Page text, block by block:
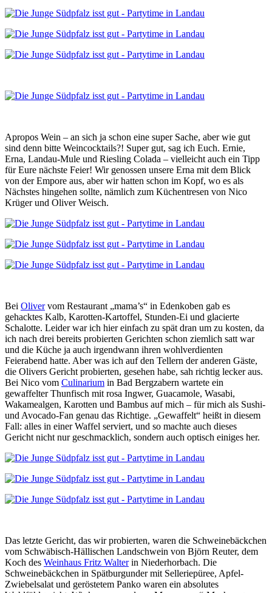
Apropos Wein – an sich ja schon eine super Sache, aber wie gut
sind denn bitte Weincocktails?! Super gut, sag ich Euch. Ernie,
Erna, Landau-Mule und Riesling Colada – vielleicht auch ein Tipp
für Eure nächste Feier! Wir genossen unsere Erna mit dem Blick
von der Empore aus, aber wir hatten schon im Kopf, wo es als
Nächstes hingehen sollte, nämlich zum Küchentresen von Nico
Krüger und Oliver Weisch.
Bei Olivervom Restaurant „mama’s“ in Edenkoben gab es
gehacktes Kalb, Karotten-Kartoffel, Stunden-Ei und glacierte
Schalotte. Leider war ich hier einfach zu spät dran um zu kosten, da
ich nach drei bereits probierten Gerichten schon ziemlich satt war
und die Küche ja auch irgendwann ihren wohlverdienten
Feierabend hatte. Aber was ich auf den Tellern der anderen Gäste,
die Olivers Gericht probierten, gesehen habe, sah richtig lecker aus.
Bei Nico vom Culinarium in Bad Bergzabern wartete ein
gewaffelter Thunfisch mit rosa Ingwer, Guacamole, Wasabi,
Wakamealgen, Karotten und Bambus auf mich – für mich als Sushi-
und Avocado-Fan genau das Richtige. „Gewaffelt“ heißt in diesem
Fall: alles in einer Waffel serviert, und so machte auch dieses
Gericht nicht nur geschmacklich, sondern auch optisch einiges her.
Das letzte Gericht, das wir probierten, waren die Schweinebäckchen
vom Schwäbisch-Hällischen Landschwein von Björn Reuter, dem
Koch des Weinhaus Fritz Walterin Niederhorbach. Die
Schweinebäckchen in Spätburgunder mit Selleriepüree, Apfel-
Zwiebelsalat und geröstetem Panko waren ein absolutes